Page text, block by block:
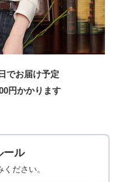
でお届け予定
円かかります
ール
ださい。